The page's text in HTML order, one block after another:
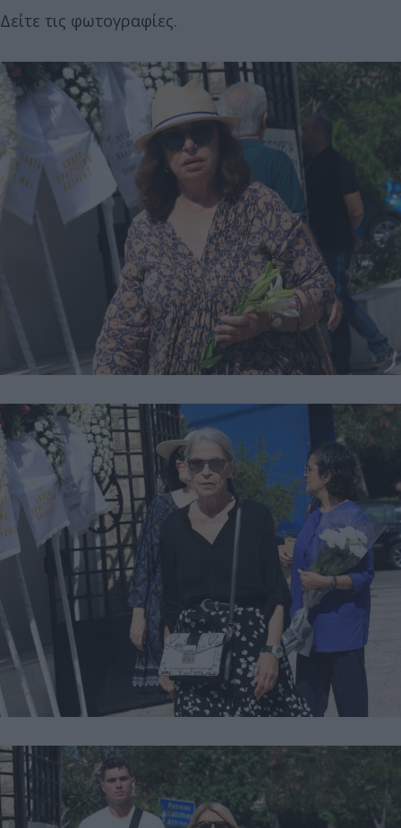
Δείτε τις φωτογραφίες.